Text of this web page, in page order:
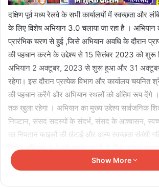
दक्षिण पूर्व मध्य रेलवे के सभी कार्यालयों में स्वच्छता और
के लिए विशेष अभियान 3.0 चलाया जा रहा है ।
प्रारंभिक चरण से हुई ,जिसे अभियान अवधि के दौरान
की पहचान करने के उद्देश्य से 15 सितंबर 2023 को शुरू
अभियान 2 अक्टूबर, 2023 से शुरू हुआ और 31
रहेगा। इस दौरान प्रत्येक विभाग और कार्यालय चयनित
की पहचान करेंगे और अभियान स्थलों को अंतिम रूप देंगे
तक खुला रहेगा । अभियान का मुख्य उद्देश्य सार्वजनिक
निपटान, संसद सदस्यों के संदर्भ, संसद के आश्वासन,
का निपटान फाइलों की छंटाई और अन्य स्वच्छता संबंधी
विशेष अभियान 3.0 को सफल बनाने के लिए जोनल
मंडल, कार्यालयों में नोडल आॅफिसर नामित किये गए हैं
Show More